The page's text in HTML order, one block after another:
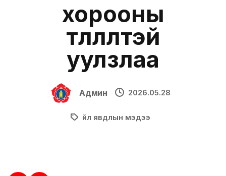
хорооны
төлөөлөлтэй
уулзлаа
Админ 2026.05.28
Үйл явдлын мэдээ